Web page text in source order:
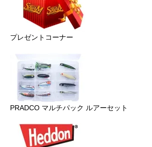
プレゼントコーナー
PRADCO マルチパック ルアーセット